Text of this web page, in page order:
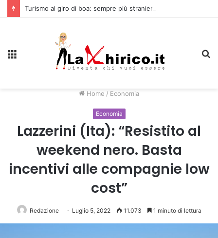
Turismo al giro di boa: sempre più stranieri in Riviera
Home / Economia
Economia
Lazzerini (Ita): “Resistito al
weekend nero. Basta
incentivi alle compagnie low
cost”
Redazione Luglio 5, 2022 11.073 1 minuto di lettura